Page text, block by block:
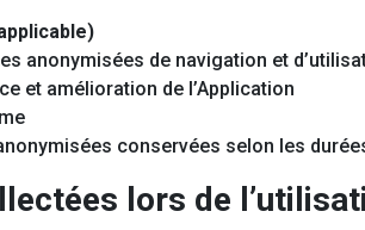
anonymisées de navigation et
et amélioration de l’Application
conservées selon les
lors de